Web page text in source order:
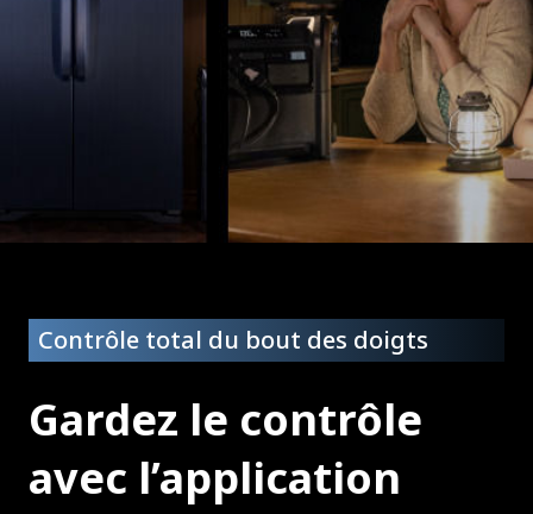
Contrôle total du bout des doigts
Gardez le contrôle
avec l’application